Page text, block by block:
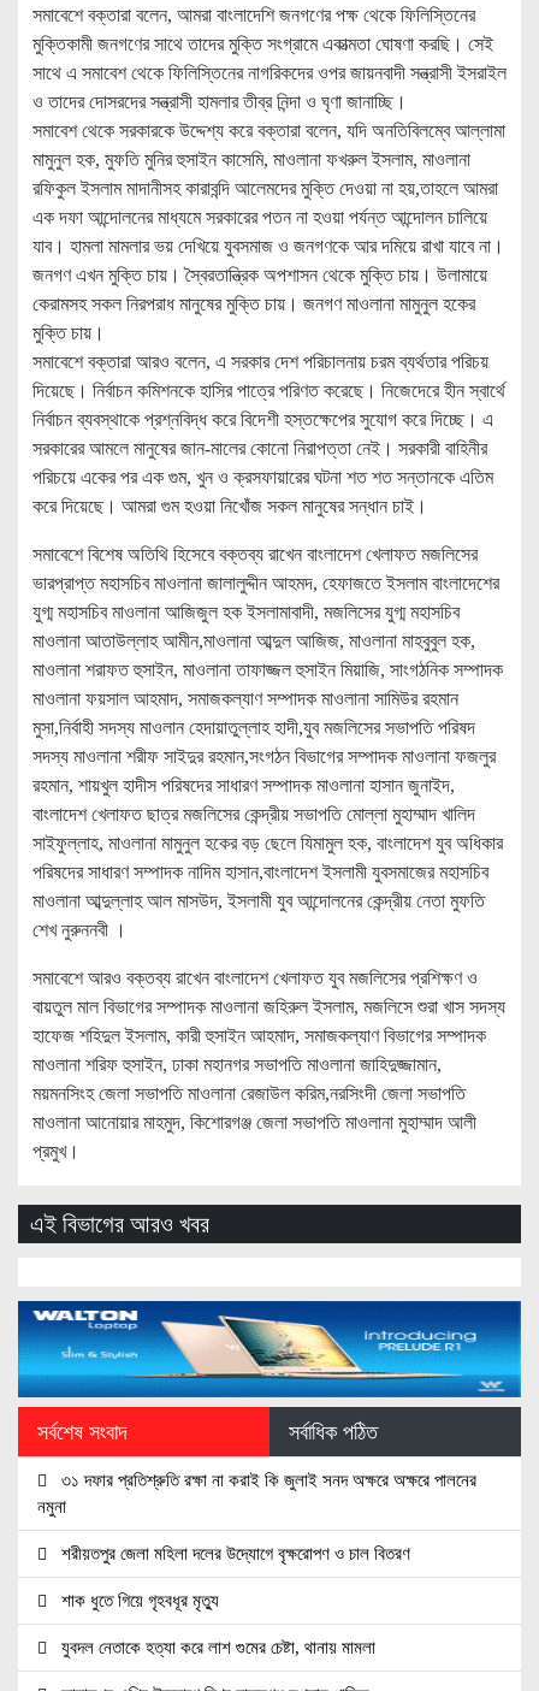
সমাবেশে বক্তারা বলেন, আমরা বাংলাদেশি জনগণের পক্ষ থেকে ফিলিস্তিনের
মুক্তিকামী জনগণের সাথে তাদের মুক্তি সংগ্রামে একাত্মতা ঘোষণা করছি। সেই
সাথে এ সমাবেশ থেকে ফিলিস্তিনের নাগরিকদের ওপর জায়নবাদী সন্ত্রাসী ইসরাইল
ও তাদের দোসরদের সন্ত্রাসী হামলার তীব্র নিন্দা ও ঘৃণা জানাচ্ছি।
সমাবেশ থেকে সরকারকে উদ্দেশ্য করে বক্তারা বলেন, যদি অনতিবিলম্বে আল্লামা
মামুনুল হক, মুফতি মুনির হুসাইন কাসেমি, মাওলানা ফখরুল ইসলাম, মাওলানা
রফিকুল ইসলাম মাদানীসহ কারাবন্দি আলেমদের মুক্তি দেওয়া না হয়,তাহলে আমরা
এক দফা আন্দোলনের মাধ্যমে সরকারের পতন না হওয়া পর্যন্ত আন্দোলন চালিয়ে
যাব। হামলা মামলার ভয় দেখিয়ে যুবসমাজ ও জনগণকে আর দমিয়ে রাখা যাবে না।
জনগণ এখন মুক্তি চায়। স্বৈরতান্ত্রিক অপশাসন থেকে মুক্তি চায়। উলামায়ে
কেরামসহ সকল নিরপরাধ মানুষের মুক্তি চায়। জনগণ মাওলানা মামুনুল হকের
মুক্তি চায়।
সমাবেশে বক্তারা আরও বলেন, এ সরকার দেশ পরিচালনায় চরম ব্যর্থতার পরিচয়
দিয়েছে। নির্বাচন কমিশনকে হাসির পাত্রে পরিণত করেছে। নিজেদেরে হীন স্বার্থে
নির্বাচন ব্যবস্থাকে প্রশ্নবিদ্ধ করে বিদেশী হস্তক্ষেপের সুযোগ করে দিচ্ছে। এ
সরকারের আমলে মানুষের জান-মালের কোনো নিরাপত্তা নেই। সরকারী বাহিনীর
পরিচয়ে একের পর এক গুম, খুন ও ক্রসফায়ারের ঘটনা শত শত সন্তানকে এতিম
করে দিয়েছে। আমরা গুম হওয়া নিখোঁজ সকল মানুষের সন্ধান চাই।
সমাবেশে বিশেষ অতিথি হিসেবে বক্তব্য রাখেন বাংলাদেশ খেলাফত মজলিসের
ভারপ্রাপ্ত মহাসচিব মাওলানা জালালুদ্দীন আহমদ, হেফাজতে ইসলাম বাংলাদেশের
যুগ্ম মহাসচিব মাওলানা আজিজুল হক ইসলামাবাদী, মজলিসের যুগ্ম মহাসচিব
মাওলানা আতাউল্লাহ আমীন,মাওলানা আব্দুল আজিজ, মাওলানা মাহবুবুল হক,
মাওলানা শরাফত হুসাইন, মাওলানা তাফাজ্জল হুসাইন মিয়াজি, সাংগঠনিক সম্পাদক
মাওলানা ফয়সাল আহমাদ, সমাজকল্যাণ সম্পাদক মাওলানা সামিউর রহমান
মুসা,নির্বাহী সদস্য মাওলান হেদায়াতুল্লাহ হাদী,যুব মজলিসের সভাপতি পরিষদ
সদস্য মাওলানা শরীফ সাইদুর রহমান,সংগঠন বিভাগের সম্পাদক মাওলানা ফজলুর
রহমান, শায়খুল হাদীস পরিষদের সাধারণ সম্পাদক মাওলানা হাসান জুনাইদ,
বাংলাদেশ খেলাফত ছাত্র মজলিসের কেন্দ্রীয় সভাপতি মোল্লা মুহাম্মাদ খালিদ
সাইফুল্লাহ, মাওলানা মামুনুল হকের বড় ছেলে যিমামুল হক, বাংলাদেশ যুব অধিকার
পরিষদের সাধারণ সম্পাদক নাদিম হাসান,বাংলাদেশ ইসলামী যুবসমাজের মহাসচিব
মাওলানা আব্দুল্লাহ আল মাসউদ, ইসলামী যুব আন্দোলনের কেন্দ্রীয় নেতা মুফতি
শেখ নুরুননবী ।
সমাবেশে আরও বক্তব্য রাখেন বাংলাদেশ খেলাফত যুব মজলিসের প্রশিক্ষণ ও
বায়তুল মাল বিভাগের সম্পাদক মাওলানা জহিরুল ইসলাম, মজলিসে শুরা খাস সদস্য
হাফেজ শহিদুল ইসলাম, কারী হুসাইন আহমাদ, সমাজকল্যাণ বিভাগের সম্পাদক
মাওলানা শরিফ হুসাইন, ঢাকা মহানগর সভাপতি মাওলানা জাহিদুজ্জামান,
ময়মনসিংহ জেলা সভাপতি মাওলানা রেজাউল করিম,নরসিংদী জেলা সভাপতি
মাওলানা আনোয়ার মাহমুদ, কিশোরগঞ্জ জেলা সভাপতি মাওলানা মুহাম্মাদ আলী
প্রমুখ।
এই বিভাগের আরও খবর
সর্বশেষ সংবাদ সর্বাধিক পঠিত
৩১ দফার প্রতিশ্রুতি রক্ষা না করাই কি জুলাই সনদ অক্ষরে অক্ষরে পালনের
নমুনা
শরীয়তপুর জেলা মহিলা দলের উদ্যোগে বৃক্ষরোপণ ও চাল বিতরণ
শাক ধুতে গিয়ে গৃহবধূর মৃত্যু
যুবদল নেতাকে হত্যা করে লাশ গুমের চেষ্টা, থানায় মামলা